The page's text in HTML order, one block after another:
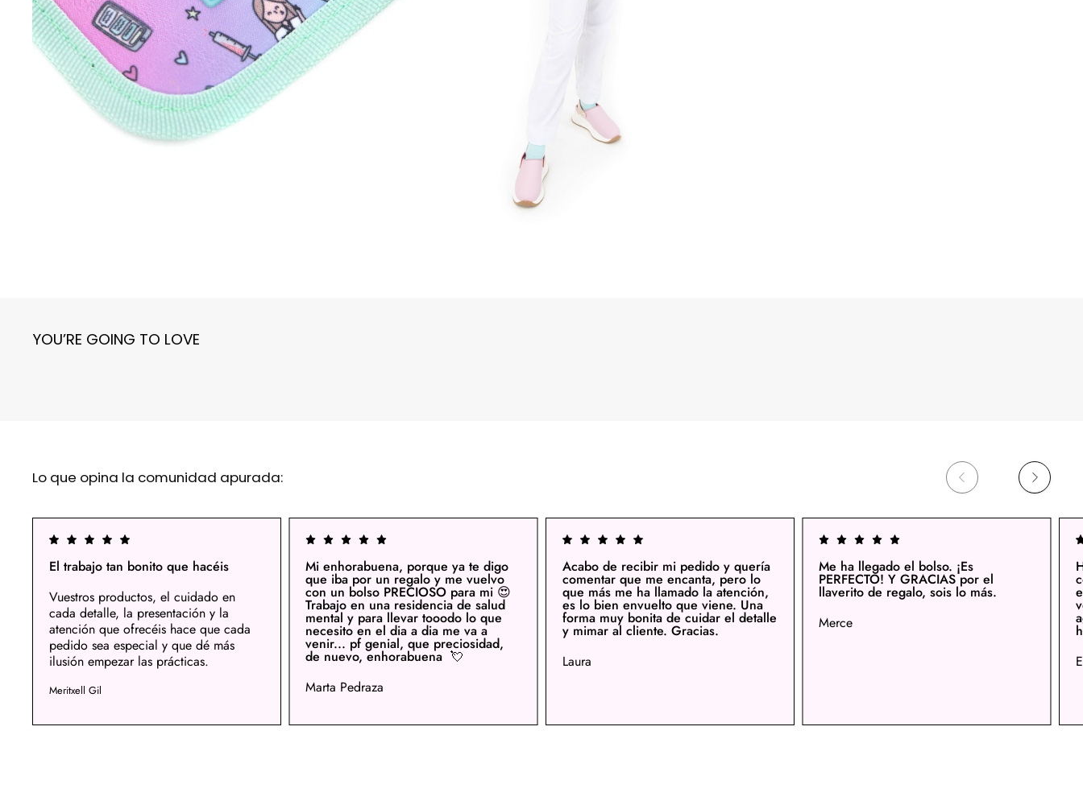
YOU’RE GOING TO LOVE
Lo que opina la comunidad apurada:
El trabajo tan bonito que hacéis
Vuestros productos, el cuidado en
cada detalle, la presentación y la
atención que ofrecéis hace que cada
pedido sea especial y que dé más
ilusión empezar las prácticas.
Meritxell Gil
Mi enhorabuena, porque ya te digo
que iba por un regalo y me vuelvo
con un bolso PRECIOSO para mi 😍
Trabajo en una residencia de salud
mental y para llevar tooodo lo que
necesito en el dia a dia me va a
venir... pf genial, que preciosidad,
de nuevo, enhorabuena 💘
Marta Pedraza
Acabo de recibir mi pedido y quería
comentar que me encanta, pero lo
que más me ha llamado la atención,
es lo bien envuelto que viene. Una
forma muy bonita de cuidar el detalle
y mimar al cliente. Gracias.
Laura
Me ha llegado el bolso. ¡Es
PERFECTO! Y GRACIAS por el
llaverito de regalo, sois lo más.
Merce